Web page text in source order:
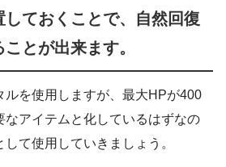
しておくことで、自然回復
とが出来ます。
ルを使用しますが、最大HPが400
なアイテムと化しているはずなの
て使用していきましょう。